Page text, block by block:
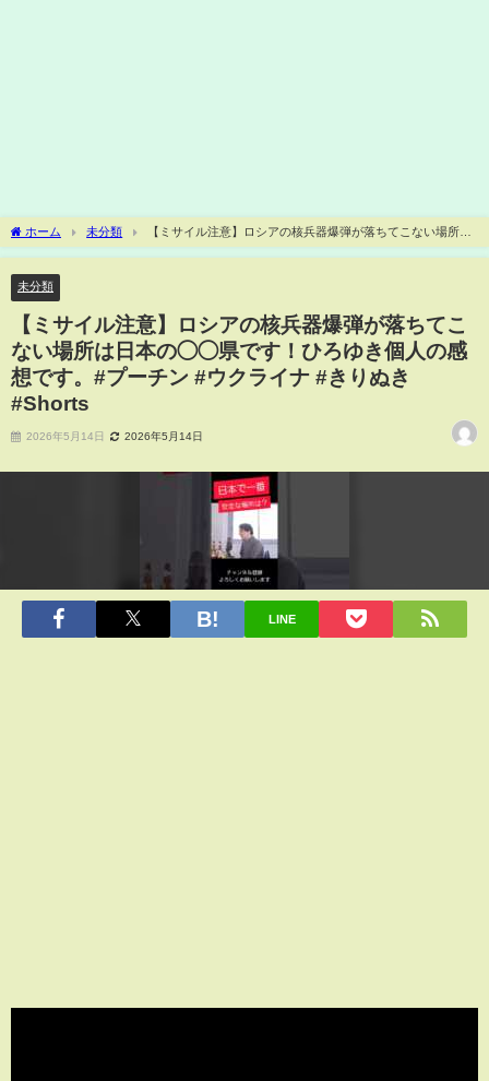
ホーム 未分類
【ミサイル注意】ロシアの核兵器爆弾が落ちてこない場所は
日本の◯◯県です！ひろゆき個人の感想です。#プーチン #ウクライナ #きりぬき
未分類
【ミサイル注意】ロシアの核兵器爆弾が落ちてこ
ない場所は日本の◯◯県です！ひろゆき個人の感
想です。#プーチン #ウクライナ #きりぬき
#Shorts
2026年5月14日 2026年5月14日
LINE